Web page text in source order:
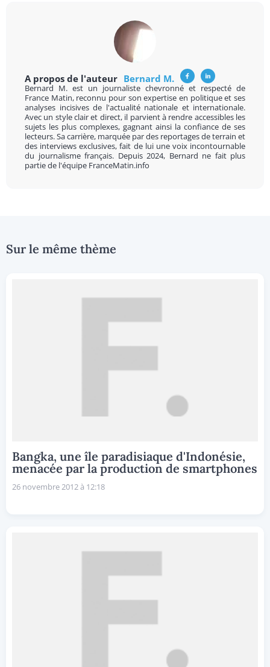
A propos de l'auteur Bernard M.
Bernard M. est un journaliste chevronné et respecté de
France Matin, reconnu pour son expertise en politique et ses
analyses incisives de l'actualité nationale et internationale.
Avec un style clair et direct, il parvient à rendre accessibles les
sujets les plus complexes, gagnant ainsi la confiance de ses
lecteurs. Sa carrière, marquée par des reportages de terrain et
des interviews exclusives, fait de lui une voix incontournable
du journalisme français. Depuis 2024, Bernard ne fait plus
partie de l'équipe FranceMatin.info
Sur le même thème
Bangka, une île paradisiaque d'Indonésie,
menacée par la production de smartphones
26 novembre 2012 à 12:18